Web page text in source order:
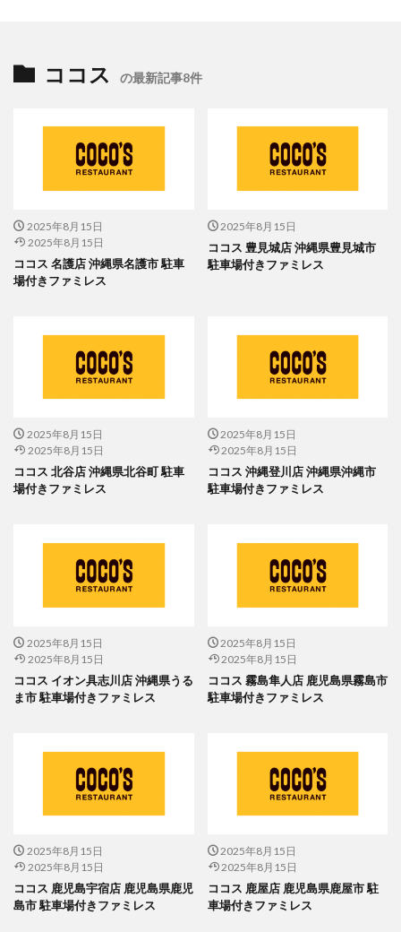
ココス の最新記事8件
2025年8月15日
2025年8月15日
ココス 名護店 沖縄県名護市 駐車
場付きファミレス
2025年8月15日
ココス 豊見城店 沖縄県豊見城市
駐車場付きファミレス
2025年8月15日
2025年8月15日
ココス 北谷店 沖縄県北谷町 駐車
場付きファミレス
2025年8月15日
2025年8月15日
ココス 沖縄登川店 沖縄県沖縄市
駐車場付きファミレス
2025年8月15日
2025年8月15日
ココス イオン具志川店 沖縄県うる
ま市 駐車場付きファミレス
2025年8月15日
2025年8月15日
ココス 霧島隼人店 鹿児島県霧島市
駐車場付きファミレス
2025年8月15日
2025年8月15日
ココス 鹿児島宇宿店 鹿児島県鹿児
島市 駐車場付きファミレス
2025年8月15日
2025年8月15日
ココス 鹿屋店 鹿児島県鹿屋市 駐
車場付きファミレス